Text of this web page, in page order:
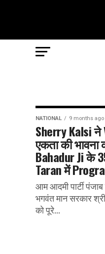
NATIONAL 9 months ago
Sherry Kalsi
एकता की
Bahadur Ji के
Taran में
आम आदमी पार्टी
भगवंत मान सरकार
को पूरे...